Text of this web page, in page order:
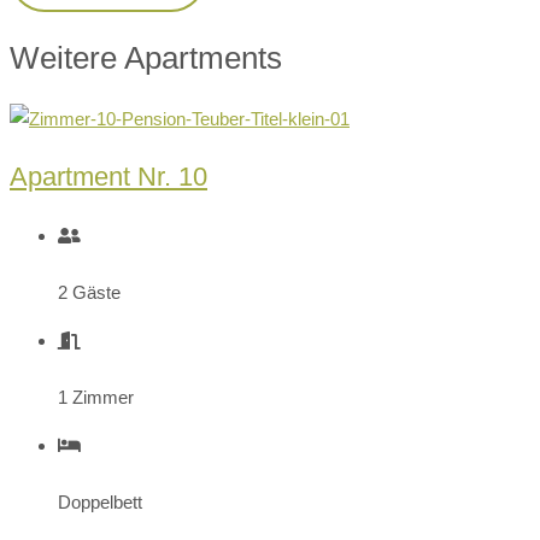
Weitere Apartments
Apartment Nr. 10
2 Gäste
1 Zimmer
Doppelbett